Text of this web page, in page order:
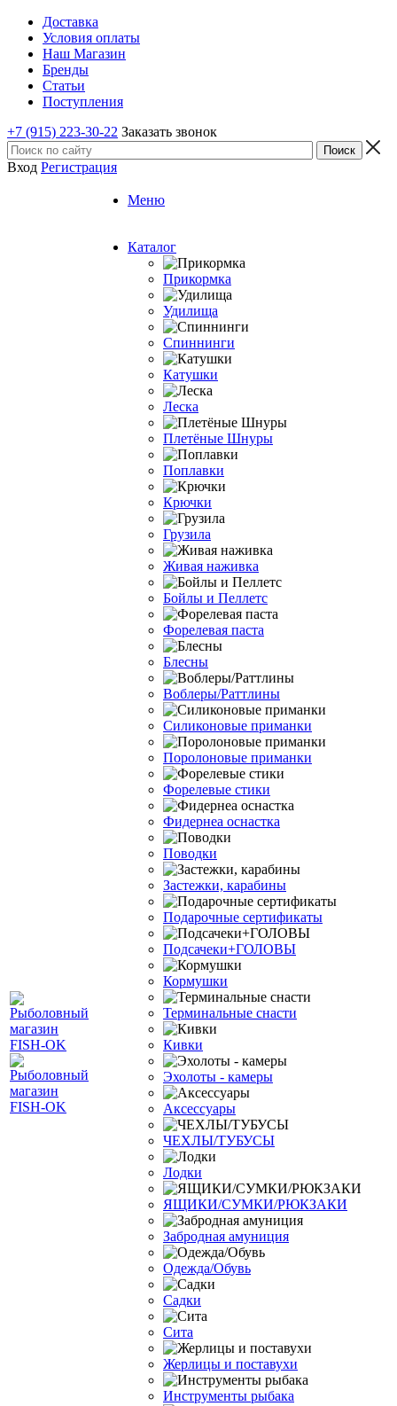
Доставка
Условия оплаты
Наш Магазин
Бренды
Статьи
Поступления
+7 (915) 223-30-22 Заказать звонок
Вход Регистрация
Меню
Каталог
Прикормка
Удилища
Спиннинги
Катушки
Леска
Плетёные Шнуры
Поплавки
Крючки
Грузила
Живая наживка
Бойлы и Пеллетс
Форелевая паста
Блесны
Воблеры/Раттлины
Силиконовые приманки
Поролоновые приманки
Форелевые стики
Фидернеа оснастка
Поводки
Застежки, карабины
Подарочные сертификаты
Подсачеки+ГОЛОВЫ
Кормушки
Терминальные снасти
Кивки
Эхолоты - камеры
Аксессуары
ЧЕХЛЫ/ТУБУСЫ
Лодки
ЯЩИКИ/СУМКИ/РЮКЗАКИ
Забродная амуниция
Одежда/Обувь
Садки
Сита
Жерлицы и поставухи
Инструменты рыбака